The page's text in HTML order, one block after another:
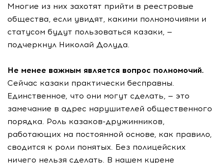
Многие из них захотят прийти в реестровые
общества, если увидят, какими полномочиями и
статусом будут пользоваться казаки, —
подчеркнул Николай Долуда.
Не менее важным является вопрос полномочий.
Сейчас казаки практически бесправны.
Единственное, что они могут сделать, — это
замечание в адрес нарушителей общественного
порядка. Роль казаков-дружинников,
работающих на постоянной основе, как правило,
сводится к роли понятых. Без полицейских
ничего нельзя сделать. В нашем курене